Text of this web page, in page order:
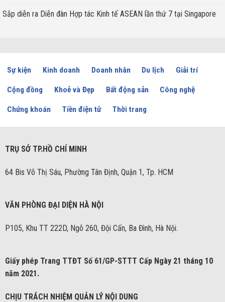
Sắp diễn ra Diễn đàn Hợp tác Kinh tế ASEAN lần thứ 7 tại Singapore
Sự kiện Kinh doanh Doanh nhân Du lịch Giải trí
Cộng đồng Khoẻ và Đẹp Bất động sản Công nghệ
Chứng khoán Tiền điện tử Thời trang
TRỤ SỞ TP.HỒ CHÍ MINH
64 Bis Võ Thị Sáu, Phường Tân Định, Quận 1, Tp. HCM
VĂN PHÒNG ĐẠI DIỆN HÀ NỘI
P105, Khu TT 222D, Ngõ 260, Đội Cấn, Ba Đình, Hà Nội.
Giấy phép Trang TTĐT Số 61/GP-STTT Cấp Ngày 21 tháng 10
năm 2021.
CHỊU TRÁCH NHIỆM QUẢN LÝ NỘI DUNG